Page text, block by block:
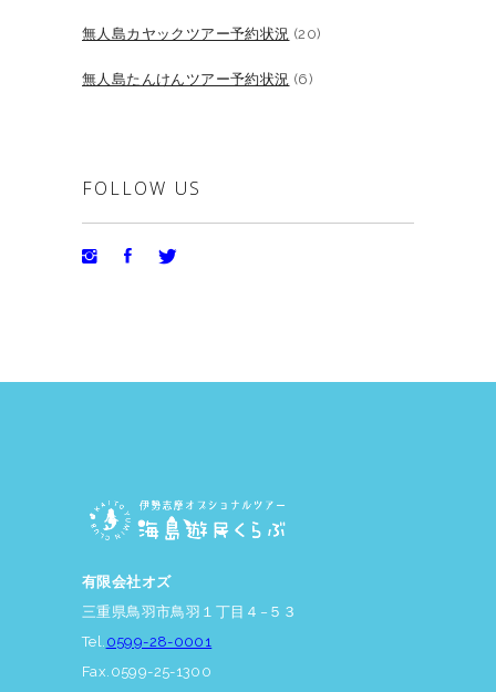
無人島カヤックツアー予約状況 (20)
無人島たんけんツアー予約状況 (6)
FOLLOW US
有限会社オズ
三重県鳥羽市鳥羽１丁目４−５３
Tel. 0599-28-0001
Fax.0599-25-1300